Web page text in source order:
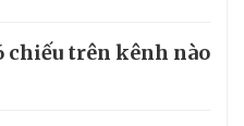
chiếu trên kênh nào